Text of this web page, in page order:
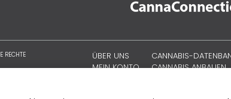
RECHTE
ÜBER UNS
MEIN KONTO
CANNABIS-
CANNABIS ANBAUEN